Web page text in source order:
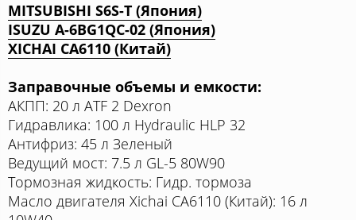
MITSUBISHI S6S-T (Япония)
ISUZU A-6BG1QC-02 (Япония)
XICHAI CA6110 (Китай)
Заправочные объемы и емкости:
АКПП: 20 л ATF 2 Dexron
Гидравлика: 100 л Hydraulic HLP 32
Антифриз: 45 л Зеленый
Ведущий мост: 7.5 л GL-5 80W90
Тормозная жидкость: Гидр. тормоза
Масло двигателя Xichai CA6110 (Китай): 16 л